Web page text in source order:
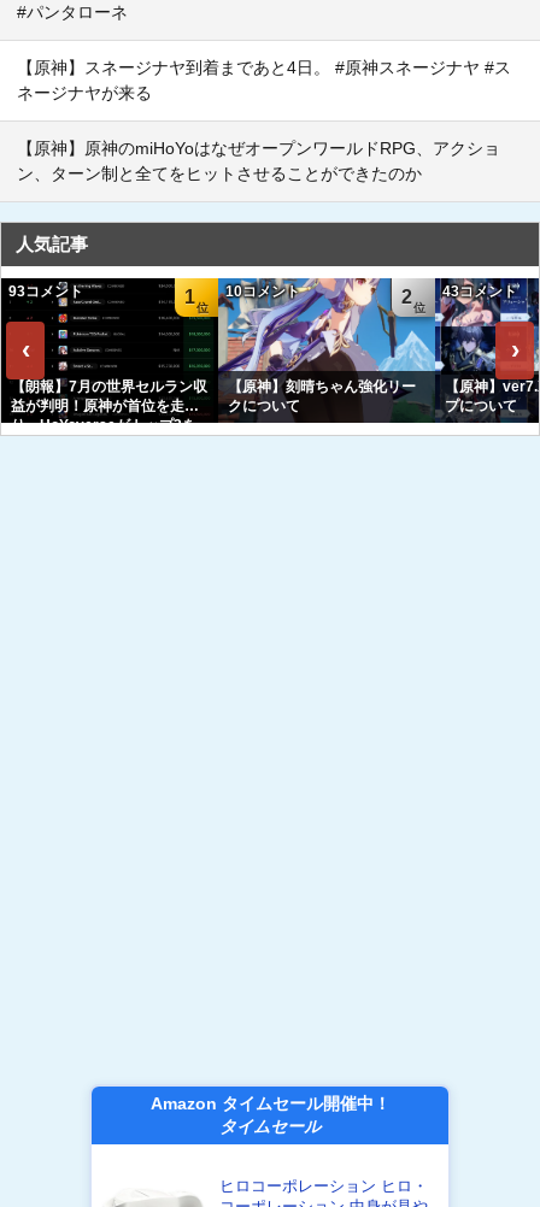
#パンタローネ
【原神】スネージナヤ到着まであと4日。 #原神スネージナヤ #ス
ネージナヤが来る
【原神】原神のmiHoYoはなぜオープンワールドRPG、アクショ
ン、ターン制と全てをヒットさせることができたのか
人気記事
‹
1
93コメント
【朗報】7月の世界セルラン収
益が判明！原神が首位を走
り、HoYoverseがトップ3を
2
10コメント
【原神】刻晴ちゃん強化リー
クについて
43コメント
【原神】
プについて
›
Amazon タイムセール開催中！
タイムセール
ヒロコーポレーション ヒロ・